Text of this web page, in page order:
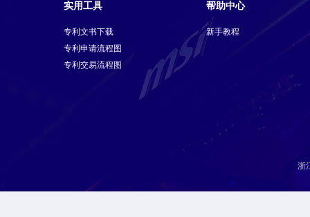
实用工具
专利文书下载
专利申请流程图
专利交易流程图
帮助中心
新手教程
浙